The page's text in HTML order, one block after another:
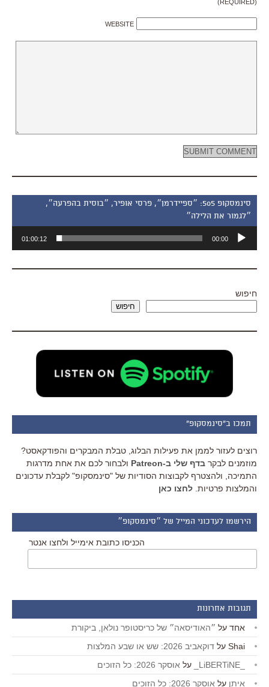
(REQUIRED)
WEBSITE
סינמסקופ 505: ״ספיידרמן״, פרסי אופיר, ״בוסית בהפרעה״,
״לגמור את הלילה״
אודיו
00:00
01:00:12
חיפוש
חיפוש
תמכו ב"סינמסקופ"
רוצים לעזור לממן את פעילות הבלוג, טבלת המבקרים והפודקאסט?
מוזמנים לבקר בדף שלי ב-Patreon
ולבחור לכם את אחת מדרגות
התמיכה, ולהצטרף לקבוצות הסודיות של "סינמסקופ" לקבלת עדכונים
והמלצות פרטיות. לחצו כאן
הירשמו לעדכוני המייל של ״סינמסקופ״
הכניסו כתובת אימייל ולחצו אנטר
תגובות אחרונות
אחד על ״האודיסאה״ של כריסטופר נולאן, ביקורת
Shai על דוקאביב 2026: שש או שבע המלצות
על אוסקר 2026: כל הזוכים
איתן על אוסקר 2026: כל הזוכים